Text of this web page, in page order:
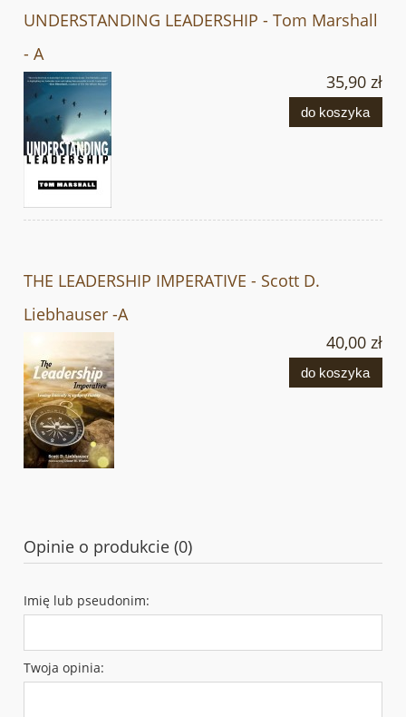
UNDERSTANDING LEADERSHIP - Tom Marshall
- A
35,90 zł
do koszyka
THE LEADERSHIP IMPERATIVE - Scott D.
Liebhauser -A
40,00 zł
do koszyka
Opinie o produkcie (0)
Imię lub pseudonim:
Twoja opinia: